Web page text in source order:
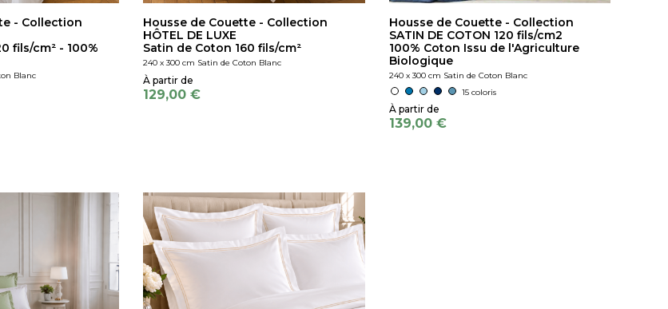
- Collection
fils/cm² - 100%
Blanc
Housse de Couette - Collection
HÔTEL DE LUXE
Satin de Coton 160 fils/cm²
240 x 300 cm Satin de Coton Blanc
129,00 €
Housse de Couette - Collection
SATIN DE COTON 120 fils/cm2
100% Coton Issu de l'Agriculture
Biologique
240 x 300 cm Satin de Coton Blanc
15 coloris
139,00 €